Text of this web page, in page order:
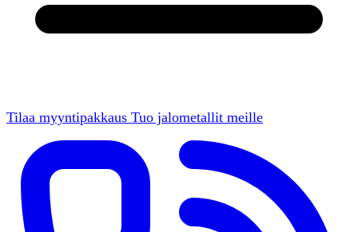
Tilaa myyntipakkaus Tuo jalometallit meille